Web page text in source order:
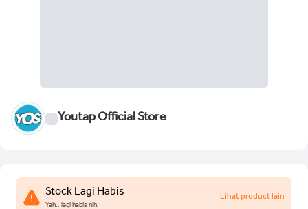
Youtap Official Store
Stock Lagi Habis
Yah.. lagi habis nih.
Lihat product lain